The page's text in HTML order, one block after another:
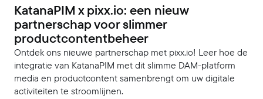
KatanaPIM x pixx.io: een nieuw
partnerschap voor slimmer
productcontentbeheer
Ontdek ons nieuwe partnerschap met pixx.io! Leer hoe de
integratie van KatanaPIM met dit slimme DAM-platform
media en productcontent samenbrengt om uw digitale
activiteiten te stroomlijnen.